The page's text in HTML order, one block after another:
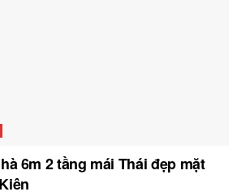
6m 2 tầng mái Thái đẹp mặt